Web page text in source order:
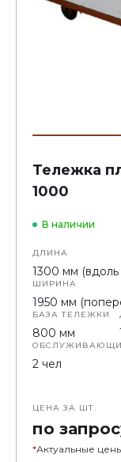
Тележка
1000
В наличии
ДЛИНА
1300 мм (вдоль
ШИРИНА
1950 мм
БАЗА ТЕЛЕЖКИ
800 мм
2 чел
ЦЕНА ЗА ШТ.
по
*Актуальные